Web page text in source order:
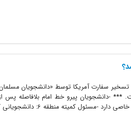
سفارت آمریکا توسط «دانشجویان
*** -دانشجویان پیرو خط امام بلافاصله پس